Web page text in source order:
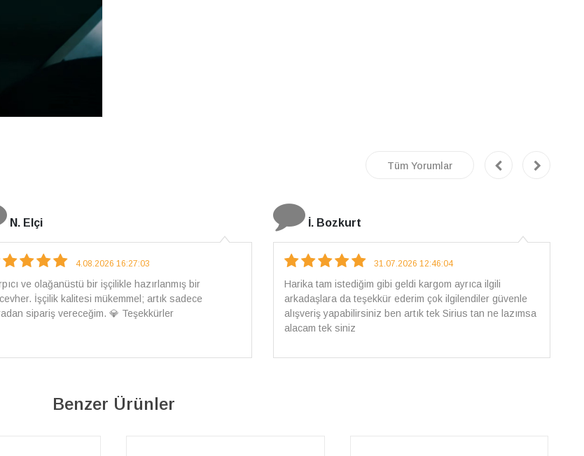
Tüm Yorumlar
İ. Bozkurt
31.07.2026 12:46:04
tam istediğim gibi geldi kargom ayrıca ilgili
da teşekkür ederim çok ilgilendiler güvenle
yapabilirsiniz ben artık tek Sirius tan ne lazımsa
E.T
18.07.2026 12:38:01
Pirlantami teslim alana kadar tüm surecte bilgilendirildim,
güvenli bir alisveris oldu benim icin ve paketleme özenle
yapilmisti sorunsuz bir sekilde pirlantami takiyorum. Yeni
alisveris adresim artik belli.🤩 Tesekkurler Sirius
Benzer Ürünler